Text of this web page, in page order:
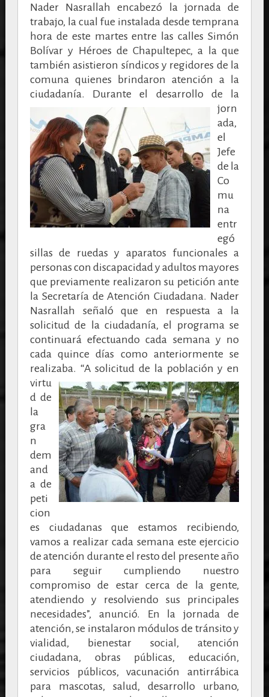
Nader Nasrallah encabezó la jornada de
trabajo, la cual fue instalada desde temprana
hora de este martes entre las calles Simón
Bolívar y Héroes de Chapultepec, a la que
también asistieron síndicos y regidores de la
comuna quienes brindaron atención a la
ciudadanía. Durante el desarrollo de la
jorn
ada,
el
Jefe
de la
Co
mu
na
entr
egó
sillas de ruedas y aparatos funcionales a
personas con discapacidad y adultos mayores
que previamente realizaron su petición ante
la Secretaría de Atención Ciudadana. Nader
Nasrallah señaló que en respuesta a la
solicitud de la ciudadanía, el programa se
continuará efectuando cada semana y no
cada quince días como anteriormente se
realizaba. “A solicitud de la población y en
virtu
d de
la
gra
n
dem
and
a de
peti
cion
es ciudadanas que estamos recibiendo,
vamos a realizar cada semana este ejercicio
de atención durante el resto del presente año
para seguir cumpliendo nuestro
compromiso de estar cerca de la gente,
atendiendo y resolviendo sus principales
necesidades”, anunció. En la jornada de
atención, se instalaron módulos de tránsito y
vialidad, bienestar social, atención
ciudadana, obras públicas, educación,
servicios públicos, vacunación antirrábica
para mascotas, salud, desarrollo urbano,